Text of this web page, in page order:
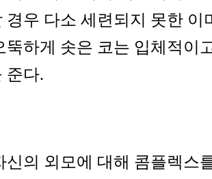
경우 다소 세련되지 못한 이
뚝하게 솟은 코는 입체적이
준다.
신의 외모에 대해 콤플렉스